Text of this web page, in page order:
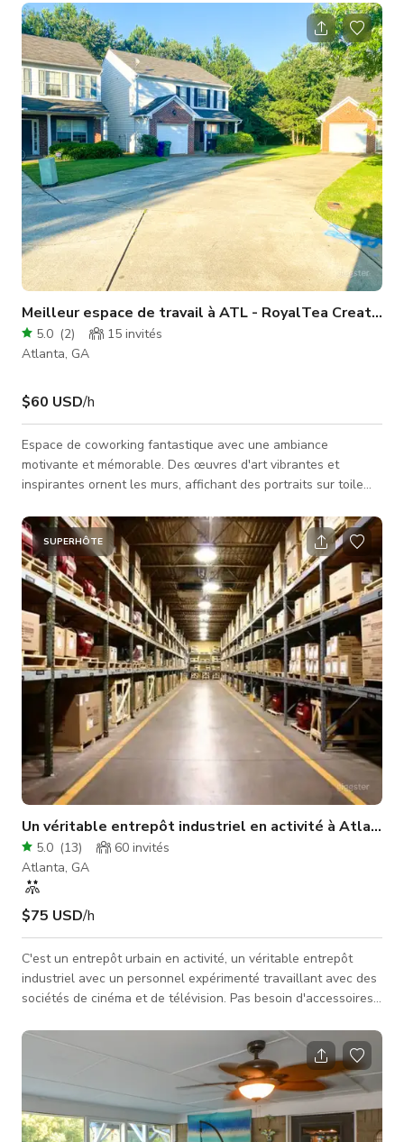
1000 pieds carrés. Il offre un plan d'étage ouvert flexible avec
une option de loft au deuxième étage de 200 pieds carrés,
idéal pour une zone de maquillage/dressing ou une cabine DJ.
Les grands murs blancs créent une solution parfaite pour la
produc
Meilleur espace de travail à ATL - RoyalTea Creative
5.0 (2) 15 invités
Atlanta, GA
$60 USD/h
Espace de coworking fantastique avec une ambiance
motivante et mémorable. Des œuvres d'art vibrantes et
inspirantes ornent les murs, affichant des portraits sur toile
qui inspirent la grandeur chez les spectateurs. Lumière
stroboscopique pour changer l'ambiance et alléger
l'atmosphère. TV intelligente de 60 pouces avec Roku,
YouTube, Amazon, etc. L'espace comprend une zone de
rassemblement pouvant accueillir 15 personnes, une z
SUPERHÔTE
Un véritable entrepôt industriel en activité à Atlanta
5.0 (13) 60 invités
Atlanta, GA
$75 USD/h
C'est un entrepôt urbain en activité, un véritable entrepôt
industriel avec un personnel expérimenté travaillant avec des
sociétés de cinéma et de télévision. Pas besoin d'accessoires
affaire. Palettes de marchandises, chariots élévateurs,
transpalettes, espace bureau équipé, etc. Emplacement
excellent et très sûr dans le nord d'Atlanta avec beaucoup de
places de parking pour jusqu'à 30 voitures, camions, camping-
cars, e